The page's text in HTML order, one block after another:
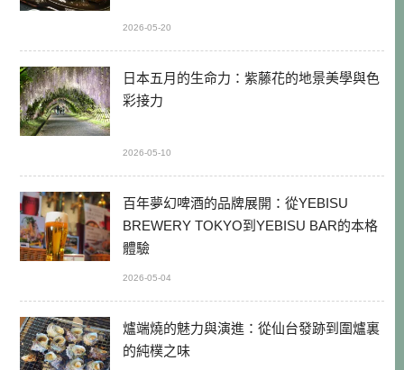
2026-05-20
日本五月的生命力：紫藤花的地景美學與色
彩接力
2026-05-10
百年夢幻啤酒的品牌展開：從YEBISU
BREWERY TOKYO到YEBISU BAR的本格
體驗
2026-05-04
爐端燒的魅力與演進：從仙台發跡到圍爐裏
的純樸之味